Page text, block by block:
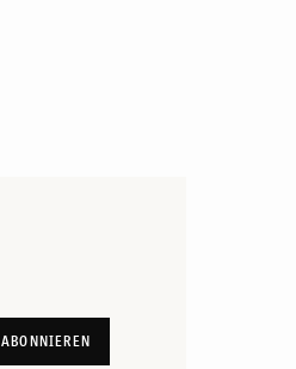
ABONNIEREN